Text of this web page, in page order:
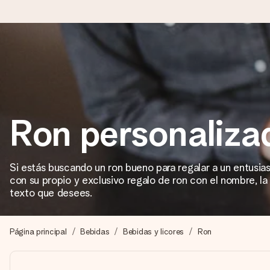
Pide hoy y se envía en 1 día laborable
Preparamos tu regalo con cuidado y lo enviamos al vuelo,
4,5 (basado en +15.000 opiniones)
Nuestros regalos inspiran. Los clientes nos dan un 4,5 en
Crea algo único en pocos pasos – con su nombre, tu foto o
momento.
Ron
Si estás buscando un ron bueno para regalar a un
con su propio y exclusivo regalo de ron con el nombre,
texto que desees.
Página principal Bebidas Bebidas y licores Ron